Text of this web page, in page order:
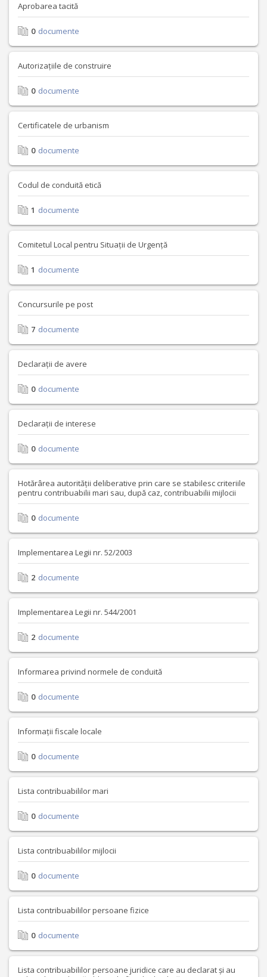
Aprobarea tacită
0 documente
Autorizațiile de construire
0 documente
Certificatele de urbanism
0 documente
Codul de conduită etică
1 documente
Comitetul Local pentru Situații de Urgență
1 documente
Concursurile pe post
7 documente
Declarații de avere
0 documente
Declarații de interese
0 documente
Hotărârea autorității deliberative prin care se stabilesc criteriile
pentru contribuabilii mari sau, după caz, contribuabilii mijlocii
0 documente
Implementarea Legii nr. 52/2003
2 documente
Implementarea Legii nr. 544/2001
2 documente
Informarea privind normele de conduită
0 documente
Informații fiscale locale
0 documente
Lista contribuabililor mari
0 documente
Lista contribuabililor mijlocii
0 documente
Lista contribuabililor persoane fizice
0 documente
Lista contribuabililor persoane juridice care au declarat și au